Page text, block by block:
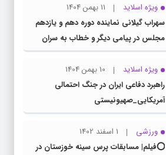
ویژه اسلاید
11 بهمن 1404
سهراب گیلانی نماینده دوره دهم و یازدهم
مجلس در پیامی دیگر و خطاب به سران
کشور همسایه آذربایجان
ویژه اسلاید
10 بهمن 1404
راهبرد دفاعی ایران در جنگ احتمالی
آمریکایی_صهیونیستی
ورزشی
1 اسفند 1402
⭕️فیلم| مسابقات پرس سینه خوزستان در